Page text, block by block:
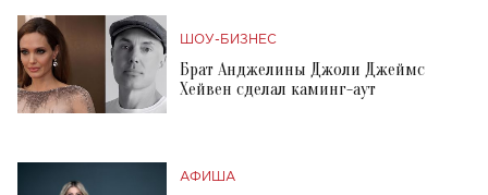
ШОУ-БИЗНЕС
Брат Анджелины Джоли Джеймс
Хейвен сделал каминг-аут
АФИША